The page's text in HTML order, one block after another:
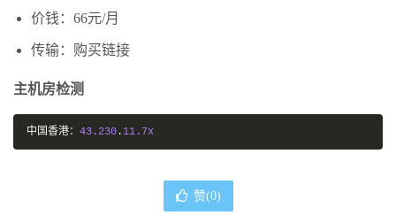
价钱：66元/月
传输：购买链接
主机房检测
中国香港： 43.230 . 11.7x
赞(0)